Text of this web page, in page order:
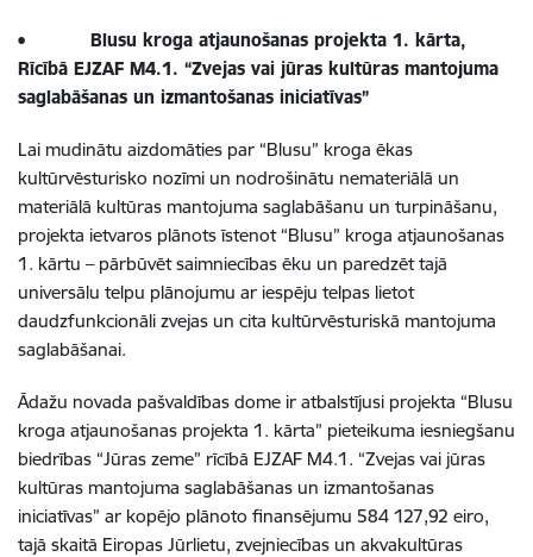
• Blusu kroga atjaunošanas projekta 1. kārta,
Rīcībā EJZAF M4.1. “Zvejas vai jūras kultūras mantojuma
saglabāšanas un izmantošanas iniciatīvas”
Lai mudinātu aizdomāties par “Blusu” kroga ēkas
kultūrvēsturisko nozīmi un nodrošinātu nemateriālā un
materiālā kultūras mantojuma saglabāšanu un turpināšanu,
projekta ietvaros plānots īstenot “Blusu” kroga atjaunošanas
1. kārtu – pārbūvēt saimniecības ēku un paredzēt tajā
universālu telpu plānojumu ar iespēju telpas lietot
daudzfunkcionāli zvejas un cita kultūrvēsturiskā mantojuma
saglabāšanai.
Ādažu novada pašvaldības dome ir atbalstījusi projekta “Blusu
kroga atjaunošanas projekta 1. kārta” pieteikuma iesniegšanu
biedrības “Jūras zeme” rīcībā EJZAF M4.1. “Zvejas vai jūras
kultūras mantojuma saglabāšanas un izmantošanas
iniciatīvas” ar kopējo plānoto finansējumu 584 127,92 eiro,
tajā skaitā Eiropas Jūrlietu, zvejniecības un akvakultūras